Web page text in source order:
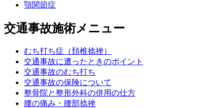
顎関節症
交通事故施術メニュー
むち打ち症（頚椎捻挫）
交通事故に遭ったときのポイント
交通事故のむち打ち
交通事故の保険について
整骨院と整形外科の併用の仕方
腰の痛み・腰部捻挫